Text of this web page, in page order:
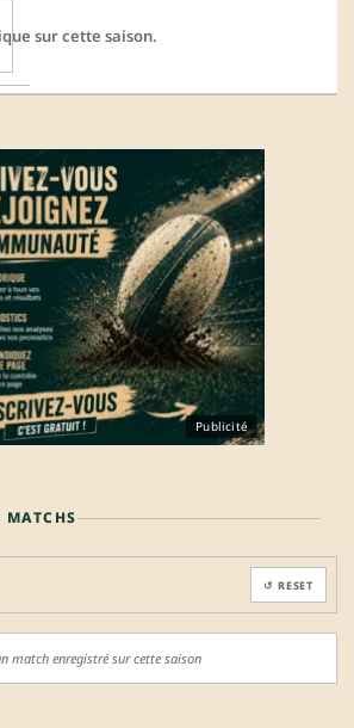
sur cette saison.
Publicité
↺ RESET
match enregistré sur cette saison